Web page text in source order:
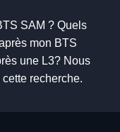
SAM ? Quels
mon BTS
une L3? Nous
recherche.